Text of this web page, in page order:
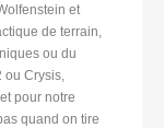
et
de terrain,
ou du
ou Crysis,
pour notre
quand on tire